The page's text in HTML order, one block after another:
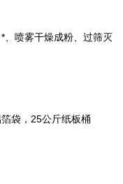
、喷雾干燥成粉、过筛灭
袋，25公斤纸板桶